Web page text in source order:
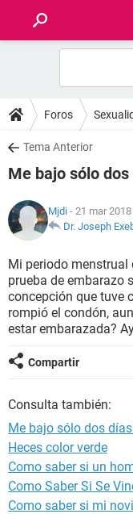
FOROS
SALUD
FAMILIA
NUTRICIÓN
BIENESTAR
SEXUALIDAD
GLOSARIO
Foros
Tema Anterior
Me bajo sólo
Mjdi - 21 mar
Dr. Joseph
Mi periodo menstrual
prueba de embarazo
concepción que tuve
rompió el condón,
estar embarazada?
Compartir
Consulta también:
Me bajo sólo dos
Heces color verde
Como saber si un
Como Saber Si Se
Como saber si mi